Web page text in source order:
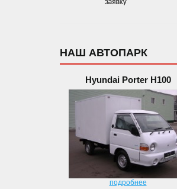
НАШ АВТОПАРК
Hyundai Porter H100
подробнее